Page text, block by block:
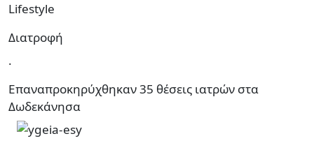
Lifestyle
Διατροφή
.
Επαναπροκηρύχθηκαν 35 θέσεις ιατρών στα
Δωδεκάνησα